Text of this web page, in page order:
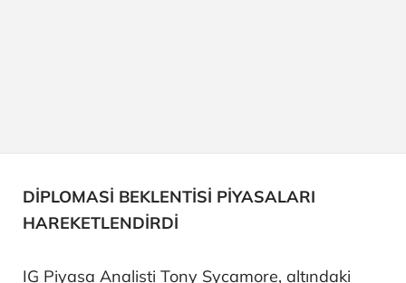
DİPLOMASİ BEKLENTİSİ PİYASALARI
HAREKETLENDİRDİ
IG Piyasa Analisti Tony Sycamore, altındaki